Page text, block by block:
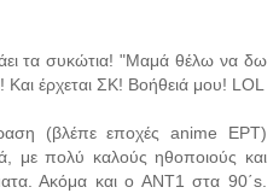
τα συκώτια! "Μαμά θέλω να δω
Και έρχεται ΣΚ! Βοήθειά μου! LOL
(βλέπε εποχές anime ΕΡΤ)
με πολύ καλούς ηθοποιούς και
Ακόμα και ο ΑΝΤ1 στα 90΄s.